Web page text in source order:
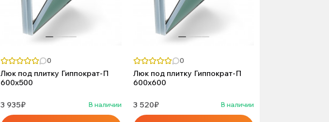
0
Люк под плитку Гиппократ-П
600х500
3 935₽ В наличии
0
Люк под плитку Гиппократ-П
600х600
3 520₽ В наличии